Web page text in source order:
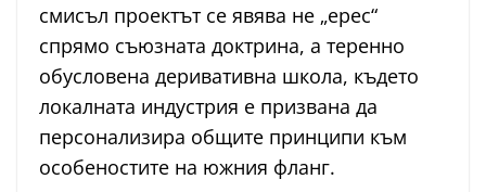
смисъл проектът се явява не „ерес“
спрямо съюзната доктрина, а теренно
обусловена деривативна школа, където
локалната индустрия е призвана да
персонализира общите принципи към
особеностите на южния фланг.